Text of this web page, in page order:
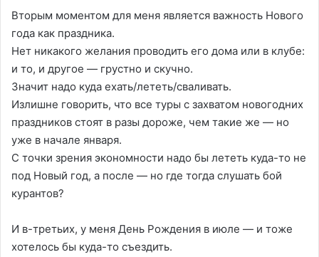
Вторым моментом для меня является важность Нового
года как праздника.
Нет никакого желания проводить его дома или в клубе:
и то, и другое — грустно и скучно.
Значит надо куда ехать/лететь/сваливать.
Излишне говорить, что все туры с захватом новогодних
праздников стоят в разы дороже, чем такие же — но
уже в начале января.
С точки зрения экономности надо бы лететь куда-то не
под Новый год, а после — но где тогда слушать бой
курантов?
И в-третьих, у меня День Рождения в июле — и тоже
хотелось бы куда-то съездить.